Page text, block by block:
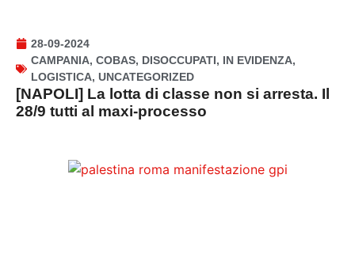
28-09-2024
CAMPANIA, COBAS, DISOCCUPATI, IN EVIDENZA,
LOGISTICA, UNCATEGORIZED
[NAPOLI] La lotta di classe non si arresta. Il
28/9 tutti al maxi-processo